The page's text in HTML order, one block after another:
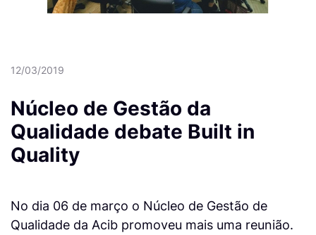
12/03/2019
Núcleo de Gestão da
Qualidade debate Built in
Quality
No dia 06 de março o Núcleo de Gestão de
Qualidade da Acib promoveu mais uma reunião.